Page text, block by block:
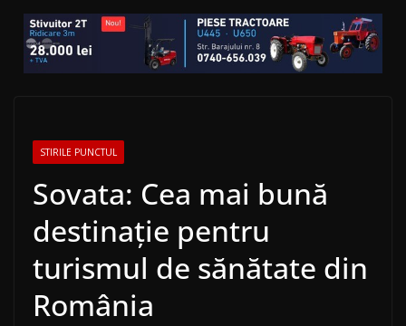
STIRILE PUNCTUL
Sovata: Cea mai bună
destinație pentru
turismul de sănătate din
România